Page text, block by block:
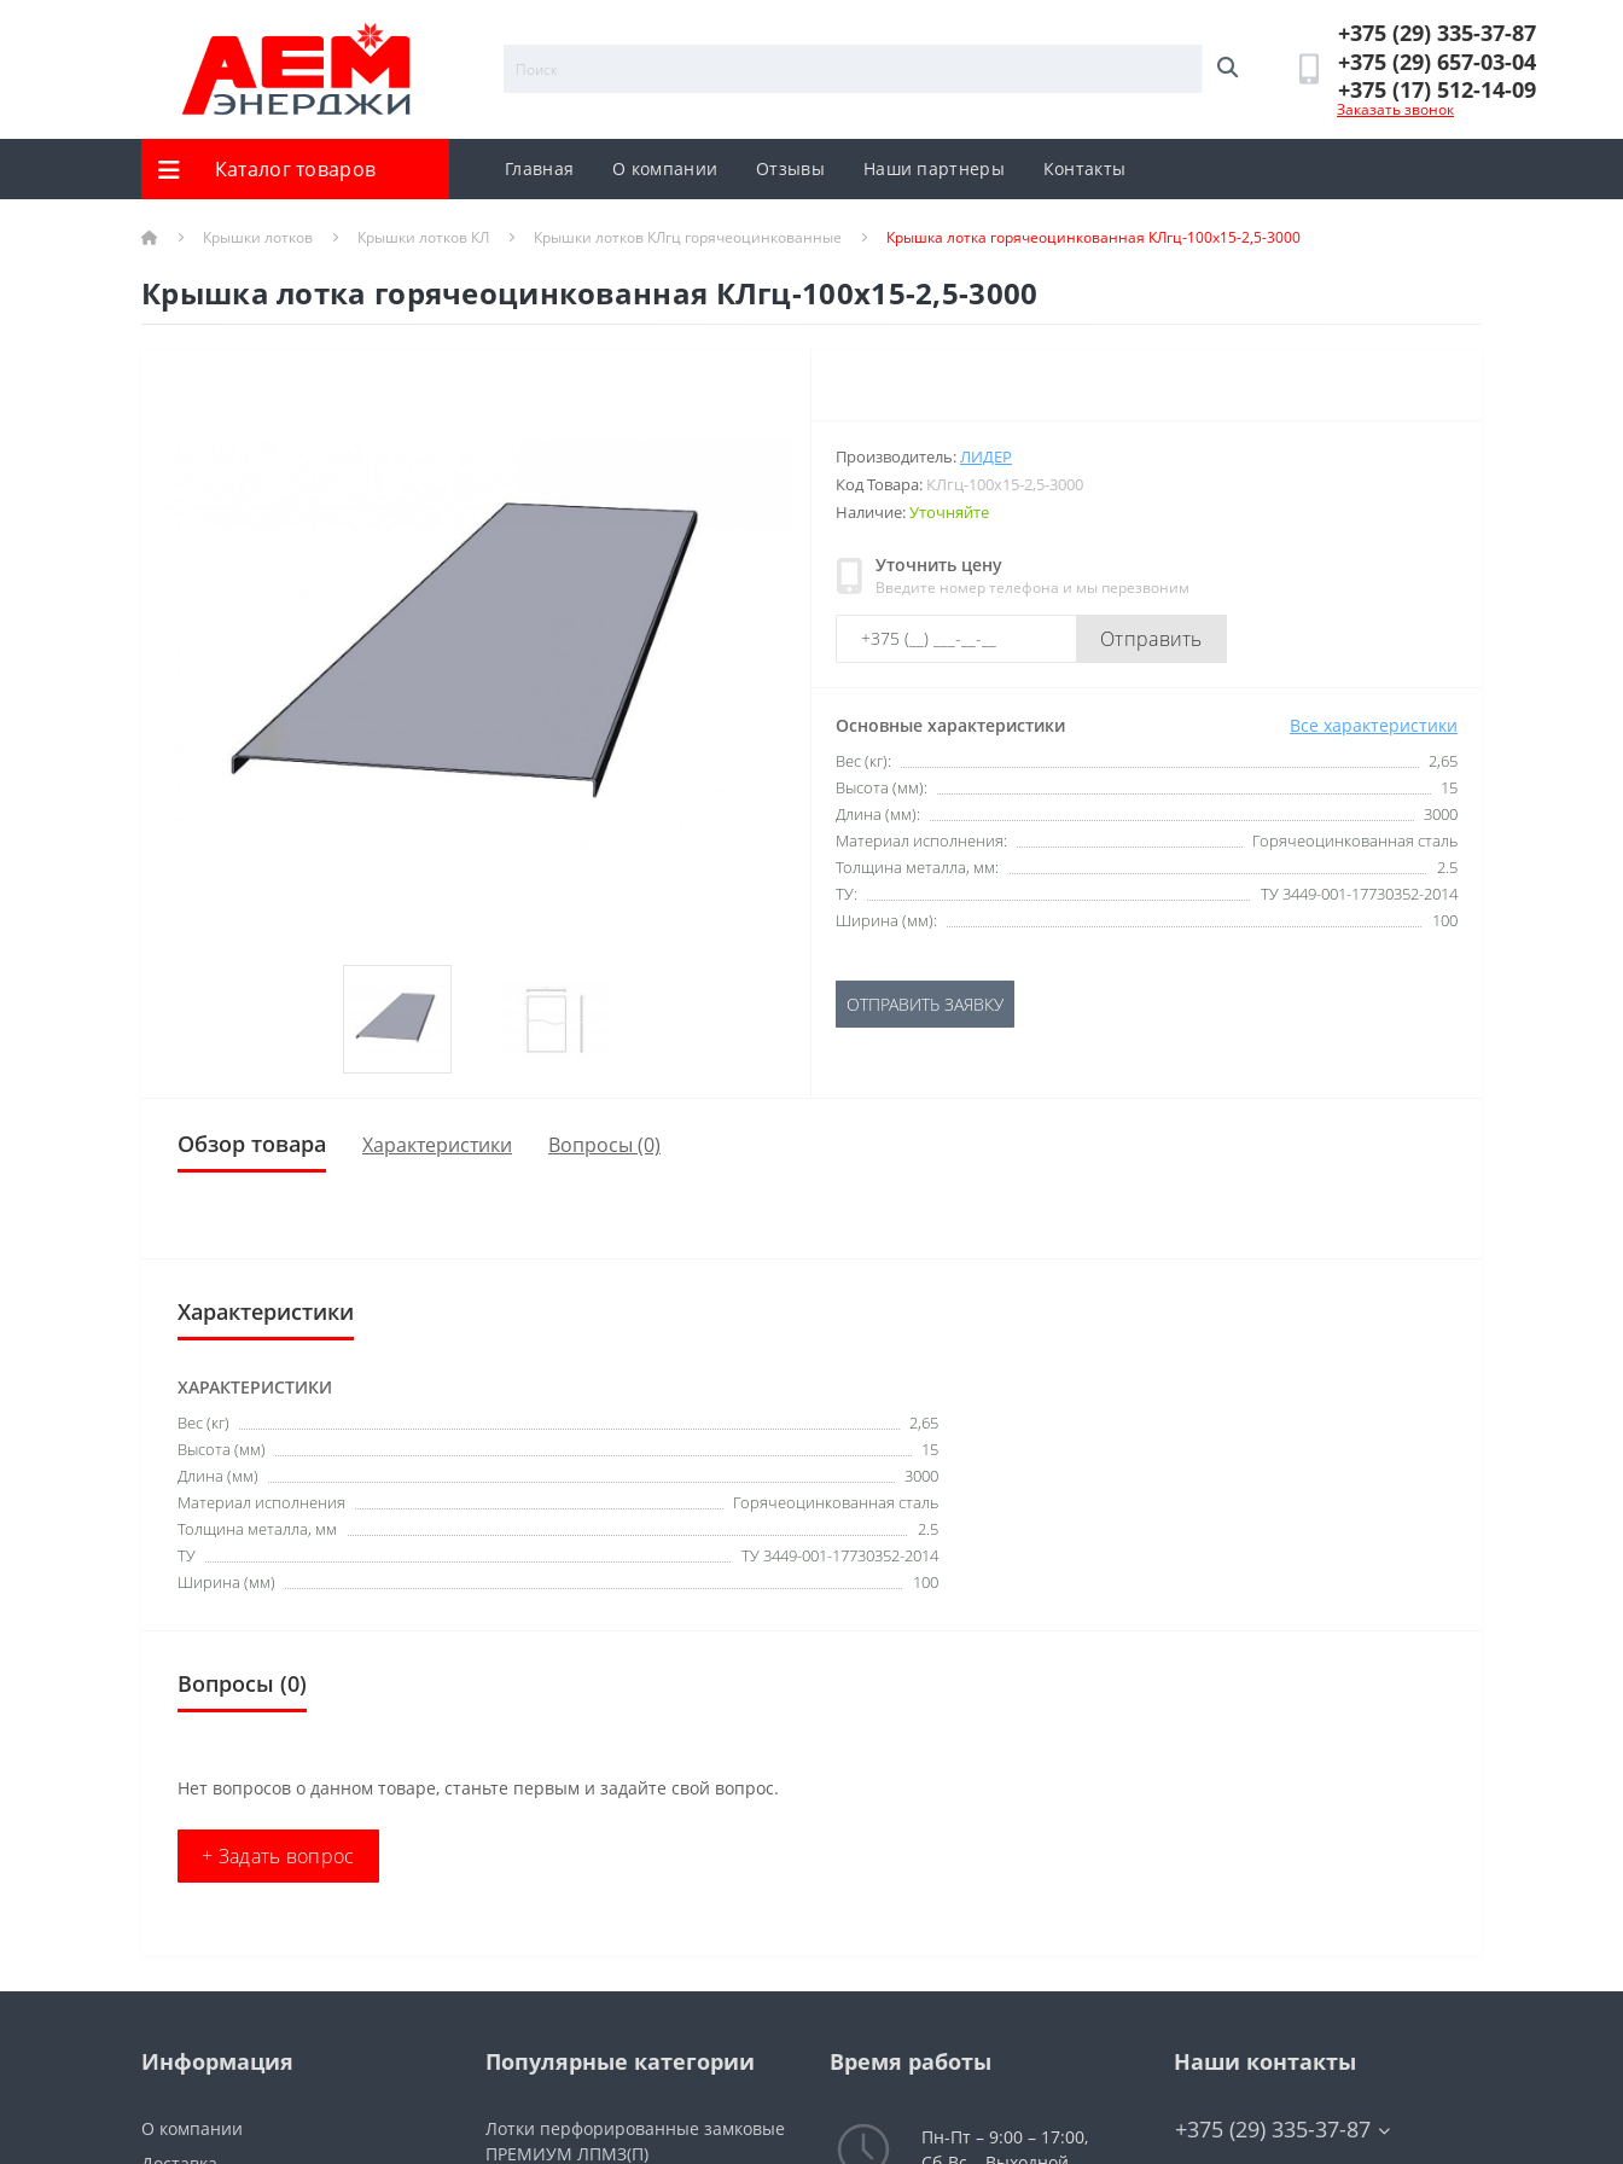
+375 (29) 335-37-87
+375 (29) 657-03-04
+375 (17) 512-14-09
Заказать звонок
Каталог товаров Главная О компании Отзывы Наши партнеры Контакты
Крышки лотков Крышки лотков КЛ Крышки лотков КЛгц горячеоцинкованные Крышка лотка горячеоцинкованная КЛгц-100х15-2,5-3000
Крышка лотка горячеоцинкованная КЛгц-100х15-2,5-3000
Производитель:ЛИДЕР
Код Товара: КЛгц-100х15-2,5-3000
Наличие:Уточняйте
Уточнить цену
Введите номер телефона и мы перезвоним
Отправить
Основные характеристики Все характеристики
Вес (кг):
2,65
Высота (мм):
15
Длина (мм):
3000
Материал исполнения:
Горячеоцинкованная сталь
Толщина металла, мм:
2.5
ТУ:
ТУ 3449-001-17730352-2014
Ширина (мм):
100
ОТПРАВИТЬ ЗАЯВКУ
Обзор товара Характеристики Вопросы (0)
Характеристики
ХАРАКТЕРИСТИКИ
Вес (кг)
2,65
Высота (мм)
15
Длина (мм)
3000
Материал исполнения
Горячеоцинкованная сталь
Толщина металла, мм
2.5
ТУ
ТУ 3449-001-17730352-2014
Ширина (мм)
100
Вопросы (0)
Нет вопросов о данном товаре, станьте первым и задайте свой вопрос.
+ Задать вопрос
Информация
О компании
Популярные категории
Лотки перфорированные замковые
ПРЕМИУМ ЛПМЗ(П)
Время работы
Пн-Пт – 9:00 – 17:00,
Наши контакты
+375 (29) 335-37-87